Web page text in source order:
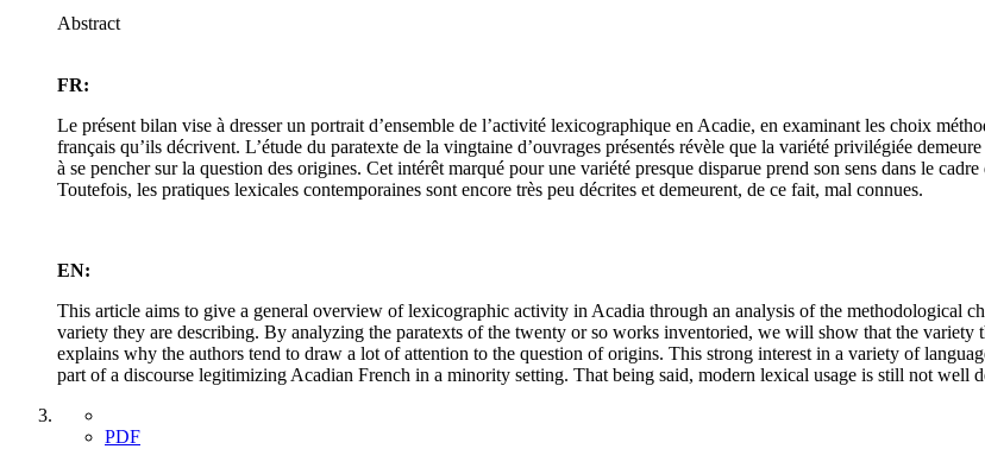
Abstract
FR:
Le présent bilan vise à dresser un portrait d’ensemble de l’activité lexicographique en Acadie, en examinant les choix
français qu’ils décrivent. L’étude du paratexte de la vingtaine d’ouvrages présentés révèle que la variété privilégiée
à se pencher sur la question des origines. Cet intérêt marqué pour une variété presque disparue prend son sens dans le
Toutefois, les pratiques lexicales contemporaines sont encore très peu décrites et demeurent, de ce fait, mal connues.
EN:
This article aims to give a general overview of lexicographic activity in Acadia through an analysis of the methodological
variety they are describing. By analyzing the paratexts of the twenty or so works inventoried, we will show that the
explains why the authors tend to draw a lot of attention to the question of origins. This strong interest in a variety of
part of a discourse legitimizing Acadian French in a minority setting. That being said, modern lexical usage is still not well
PDF